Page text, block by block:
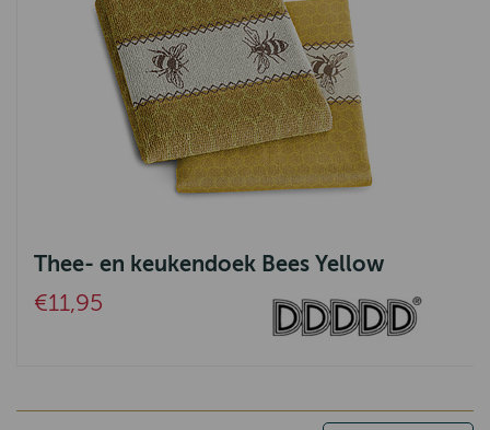
Thee- en keukendoek Bees Yellow
€11,95